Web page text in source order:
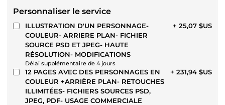
Personnaliser le service
ILLUSTRATION D'UN PERSONNAGE-
COULEUR- ARRIERE PLAN- FICHIER
SOURCE PSD ET JPEG- HAUTE
RÉSOLUTION- MODIFICATIONS
Délai supplémentaire de 4 jours
+ 25,07 $US
12 PAGES AVEC DES PERSONNAGES EN
COULEUR +ARRIÈRE PLAN- RETOUCHES
ILLIMITÉES- FICHIERS SOURCES PSD,
JPEG, PDF- USAGE COMMERCIALE
+ 231,94 $US